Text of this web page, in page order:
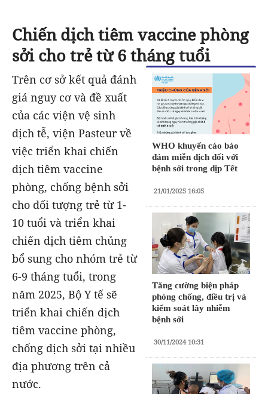
Chiến dịch tiêm vaccine phòng
sởi cho trẻ từ 6 tháng tuổi
WHO khuyến cáo bảo
đảm miễn dịch đối với
bệnh sởi trong dịp Tết
21/01/2025 16:05
Tăng cường biện pháp
phòng chống, điều trị và
kiểm soát lây nhiễm
bệnh sởi
30/11/2024 10:31
Trên cơ sở kết quả đánh
giá nguy cơ và đề xuất
của các viện vệ sinh
dịch tễ, viện Pasteur về
việc triển khai chiến
dịch tiêm vaccine
phòng, chống bệnh sởi
cho đối tượng trẻ từ 1-
10 tuổi và triển khai
chiến dịch tiêm chủng
bổ sung cho nhóm trẻ từ
6-9 tháng tuổi, trong
năm 2025, Bộ Y tế sẽ
triển khai chiến dịch
tiêm vaccine phòng,
chống dịch sởi tại nhiều
địa phương trên cả
nước.